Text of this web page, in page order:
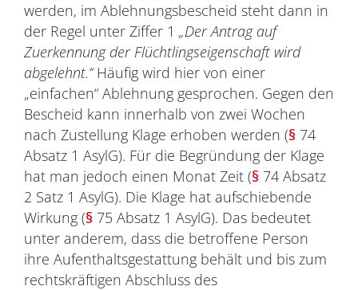
werden, im Ablehnungsbescheid steht dann in
der Regel unter Ziffer 1 „Der Antrag auf
Zuerkennung der Flüchtlingseigenschaft wird
abgelehnt.“Häufig wird hier von einer
„einfachen“ Ablehnung gesprochen. Gegen den
Bescheid kann innerhalb von zwei Wochen
nach Zustellung Klage erhoben werden (§ 74
Absatz 1 AsylG). Für die Begründung der Klage
hat man jedoch einen Monat Zeit (§ 74 Absatz
2 Satz 1 AsylG). Die Klage hat aufschiebende
Wirkung (§ 75 Absatz 1 AsylG). Das bedeutet
unter anderem, dass die betroffene Person
ihre Aufenthaltsgestattung behält und bis zum
rechtskräftigen Abschluss des